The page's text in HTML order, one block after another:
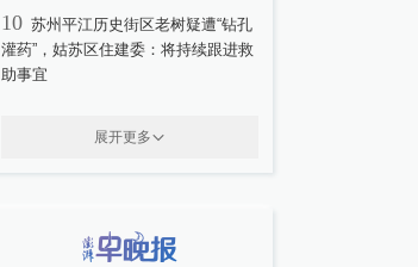
10 苏州平江历史街区老树疑遭“钻孔
灌药”，姑苏区住建委：将持续跟进救
助事宜
展开更多